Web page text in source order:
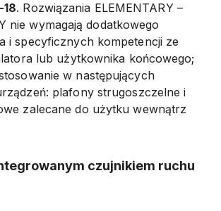
. Rozwiązania ELEMENTARY –
nie wymagają dodatkowego
i specyficznych kompetencji ze
lub użytkownika końcowego;
w następujących
plafony strugoszczelne i
zalecane do użytku wewnątrz
czujnikiem ruchu